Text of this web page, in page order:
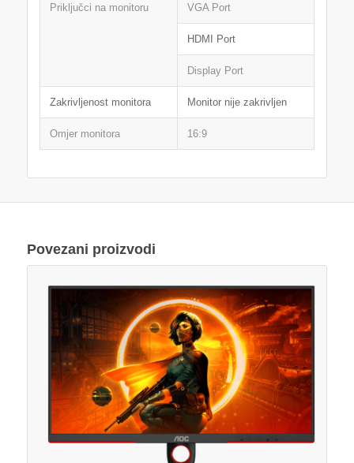
Priključci na monitoru VGA Port
HDMI Port
Display Port
Zakrivljenost monitora Monitor nije zakrivljen
Omjer monitora 16:9
Povezani proizvodi